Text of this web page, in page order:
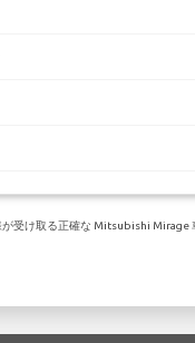
受け取る正確な Mitsubishi